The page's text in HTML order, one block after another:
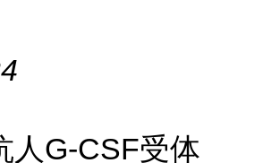
人G-CSF受体